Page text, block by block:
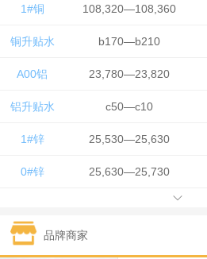
1#铜 108,320—108,360
铜升贴水 b170—b210
A00铝 23,780—23,820
铝升贴水 c50—c10
1#锌 25,530—25,630
0#锌 25,630—25,730
1#锡 434,750—436,750
品牌商家